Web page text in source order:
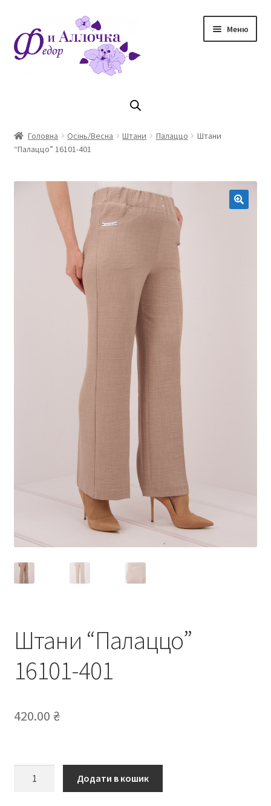
до
навігації
до
контенту
Меню
Магазин
Оплата та доставка
Головна Осінь/Весна Штани Палаццо
Штани
“Палаццо” 16101-401
Штани “Палаццо”
16101-401
420.00 ₴
Додати в кошик